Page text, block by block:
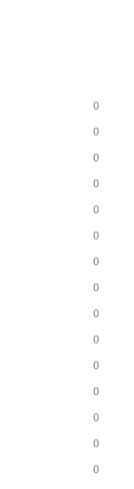
0
0
0
0
0
0
0
0
0
0
0
0
0
0
0